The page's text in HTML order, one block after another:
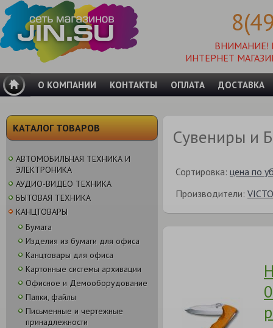
ВНИМАНИЕ!
ИНТЕРНЕТ
О КОМПАНИИ КОНТАКТЫ ОПЛАТА ДОСТАВКА
КАТАЛОГ ТОВАРОВ
АВТОМОБИЛЬНАЯ ТЕХНИКА И
ЭЛЕКТРОНИКА
АУДИО-ВИДЕО ТЕХНИКА
БЫТОВАЯ ТЕХНИКА
КАНЦТОВАРЫ
Бумага
Изделия из бумаги для офиса
Канцтовары для офиса
Картонные системы архивации
Офисное и Демооборудование
Папки, файлы
Письменные и чертежные
принадлежности
Сувениры и
Сортировка: цена по
Производители: